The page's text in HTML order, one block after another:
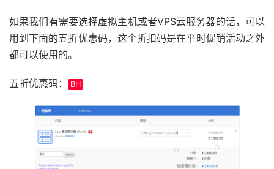
如果我们有需要选择虚拟主机或者VPS云服务器的话，可以
用到下面的五折优惠码，这个折扣码是在平时促销活动之外
都可以使用的。
五折优惠码： BH